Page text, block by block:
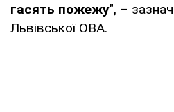
гасять пожежу", –
Львівської ОВА.